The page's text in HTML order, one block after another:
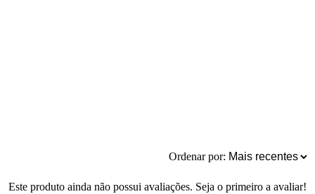
Ordenar por:
Este produto ainda não possui avaliações. Seja o primeiro a avaliar!